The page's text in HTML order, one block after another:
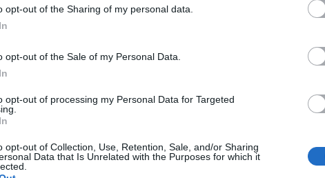
opt-out of the Sharing of my personal data.
opt-out of the Sale of my Personal Data.
opt-out of processing my Personal Data for Targeted
opt-out of Collection, Use, Retention, Sale, and/or Sharing
Data that Is Unrelated with the Purposes for which it
- 12:11
θα ζήσει ξανά την προσφυγική